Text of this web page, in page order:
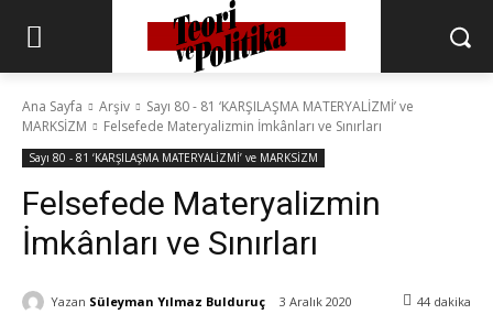
Ana Sayfa Arşiv
Sayı 80 - 81 ‘KARŞILAŞMA MATERYALİZMİ’ ve
MARKSİZM
Felsefede Materyalizmin İmkânları ve Sınırları
Sayı 80 - 81 ‘KARŞILAŞMA MATERYALİZMİ’ ve MARKSİZM
Felsefede Materyalizmin
İmkânları ve Sınırları
Yazan Süleyman Yılmaz Bulduruç 3 Aralık 2020 44 dakika